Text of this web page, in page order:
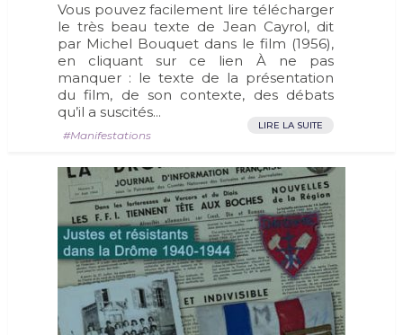
Vous pouvez facilement lire télécharger
le très beau texte de Jean Cayrol, dit
par Michel Bouquet dans le film (1956),
en cliquant sur ce lien À ne pas
manquer : le texte de la présentation
du film, de son contexte, des débats
qu’il a suscités...
LIRE LA SUITE
Manifestations